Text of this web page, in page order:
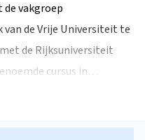
de vakgroep
de Vrije Universiteit te
de Rijksuniversiteit
cursus in…